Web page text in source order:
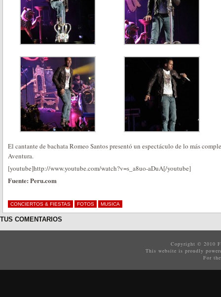
El cantante de bachata Romeo Santos presentó un espectáculo de lo más
Aventura.
[youtube]http://www.youtube.com/watch?v=s_a8uo-aDuA[/youtube]
Fuente: Peru.com
CONCIERTOS & FIESTAS FOTOS MUSICA
TUS COMENTARIOS
Copyright © 2010
This website is proudly
For